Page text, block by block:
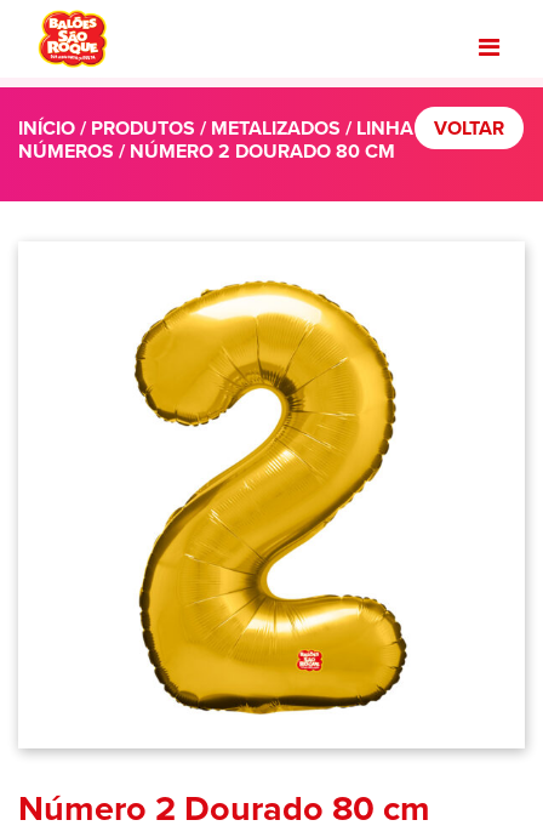
INÍCIO/PRODUTOS / METALIZADOS / LINHA
NÚMEROS / NÚMERO 2 DOURADO 80 CM
VOLTAR
Número 2 Dourado 80 cm